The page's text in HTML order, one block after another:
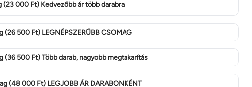
(23 000 Ft) Kedvezőbb ár több darabra
(26 500 Ft) LEGNÉPSZERŰBB CSOMAG
(36 500 Ft) Több darab, nagyobb megtakarítás
(48 000 Ft) LEGJOBB ÁR DARABONKÉNT